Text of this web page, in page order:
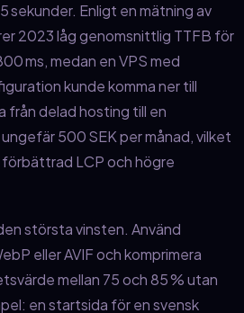
sekunder. Enligt en mätning av
2023 låg genomsnittlig TTFB för
ms, medan en VPS med
kunde komma ner till
från delad hosting till en
500 SEK per månad, vilket
LCP och högre
största vinsten. Använd
eller AVIF och komprimera
mellan 75 och 85 % utan
en startsida för en svensk